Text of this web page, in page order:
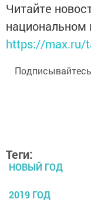
Читайте
https://max.ru/
Теги:
НОВЫЙ ГОД
2019 ГОД